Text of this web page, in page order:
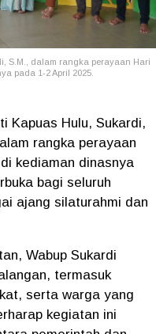
S.M., dalam rangka perayaan Hari
pada 1-2 April 2025.
Kapuas Hulu, Sukardi,
rangka perayaan
kediaman dinasnya
bagi seluruh
ajang silaturahmi dan
Wabup Sukardi
termasuk
serta warga yang
kegiatan ini